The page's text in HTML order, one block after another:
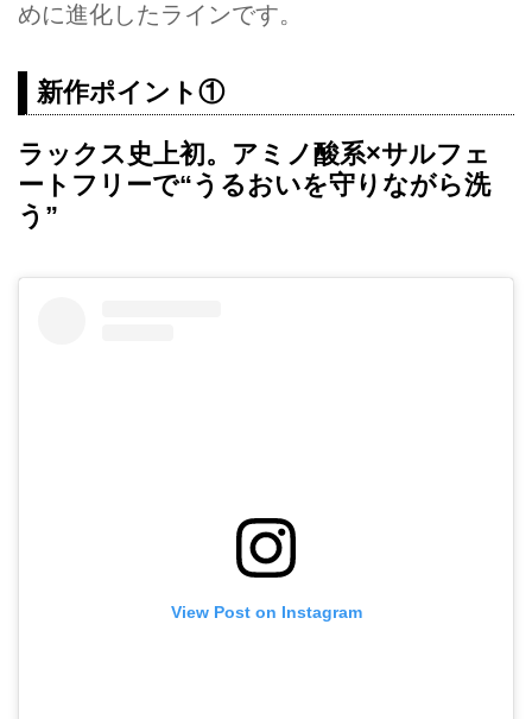
めに進化したラインです。
新作ポイント①
ラックス史上初。アミノ酸系×サルフェ
ートフリーで“うるおいを守りながら洗
う”
View Post on Instagram